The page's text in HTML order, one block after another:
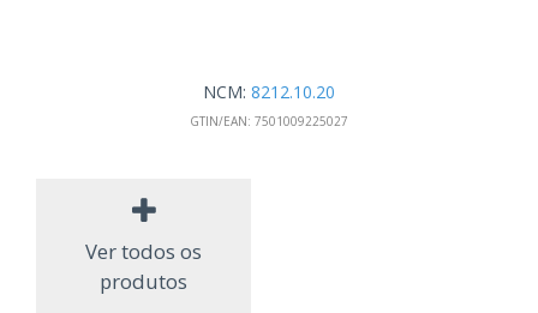
NCM: 8212.10.20
GTIN/EAN: 7501009225027
Ver todos os
produtos